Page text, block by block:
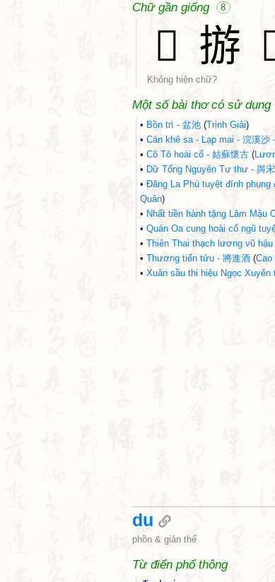
Chữ gần giống 8
𤦽 𢰧
Không hiện chữ?
Một số bài thơ có sử dụng
• Bồn trì - 盆池 (Trịnh Giải)
• Cán khê sa - Lạp mai - 浣溪沙
• Cô Tô hoài cổ - 姑蘇懷古 (
• Dữ Tống Nguyên Tư thư - 與
• Đăng La Phù tuyệt đính
Quân)
• Nhất tiền hành tặng Lâm Mậu
• Quán Oa cung hoài cổ ngũ
• Thiên Thai thạch lương vũ
• Thương tiến tửu - 將進酒 (Cao
• Xuân sầu thi hiệu Ngọc
du
phồn & giản thể
Từ điển phổ thông